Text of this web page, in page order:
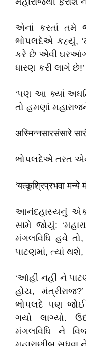
એનાં કરતાં તમે
ભોપલદેએ કહ્યું,
કરે છે એવી ઘરઆંગણે
ધારણ કરી લાગે છે!’
‘પણ આ ક્યાં
તો હમણાં
अस्मिन्नसारसंसारे
ભોપલદેએ તરત
‘यत्कूश्रिप्रभवा मन्ये
આનંદહાસ્યનું
સામે જોયું:
મંગલવિધિ હવે તો,
પાટણમાં, ત્યાં થશે,
‘આંહીં નહીં ને
હોય,
ભોપલદે પણ
ગયો લાગ્યો.
મંગલવિધિ ને